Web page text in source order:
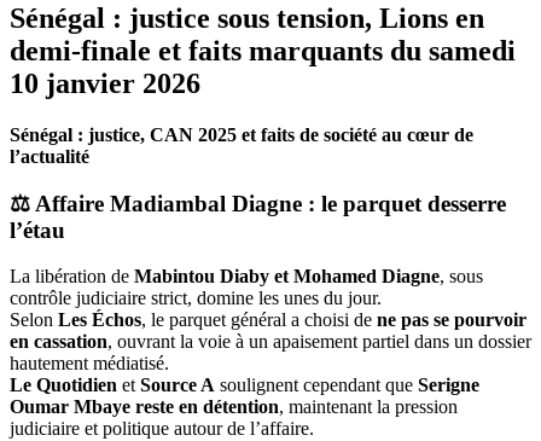
Sénégal : justice sous tension, Lions en
demi-finale et faits marquants du samedi
10 janvier 2026
Sénégal : justice, CAN 2025 et faits de société au cœur de
l’actualité
⚖️ Affaire Madiambal Diagne : le parquet desserre
l’étau
La libération de Mabintou Diaby et Mohamed Diagne, sous
contrôle judiciaire strict, domine les unes du jour.
Selon Les Échos, le parquet général a choisi de ne pas se pourvoir
en cassation, ouvrant la voie à un apaisement partiel dans un dossier
hautement médiatisé.
Le Quotidien et Source A soulignent cependant que Serigne
Oumar Mbaye reste en détention, maintenant la pression
judiciaire et politique autour de l’affaire.